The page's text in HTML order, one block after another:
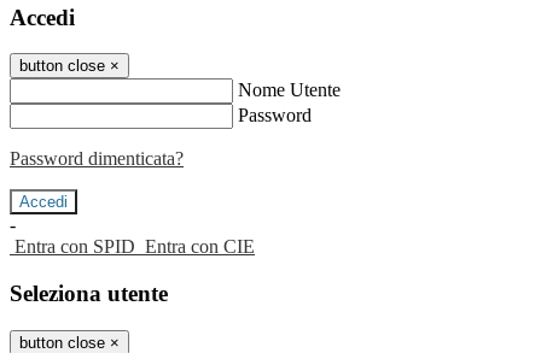
Accedi
button close ×
Nome Utente
Password
Password dimenticata?
-
Entra con SPID Entra con CIE
Seleziona utente
button close ×